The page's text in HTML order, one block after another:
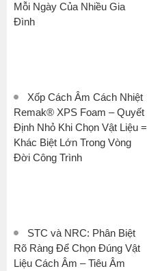
Mỗi Ngày Của Nhiều Gia
Đình
Xốp Cách Âm Cách Nhiệt
Remak® XPS Foam – Quyết
Định Nhỏ Khi Chọn Vật Liệu =
Khác Biệt Lớn Trong Vòng
Đời Công Trình
STC và NRC: Phân Biệt
Rõ Ràng Để Chọn Đúng Vật
Liệu Cách Âm – Tiêu Âm